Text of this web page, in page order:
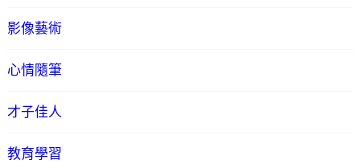
影像藝術
心情隨筆
才子佳人
教育學習